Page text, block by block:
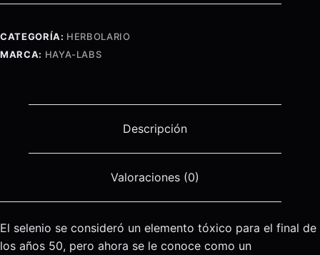
Free-
100
CATEGORÍA: HERBOLARIO
MARCA: HAYA-LABS
Descripción
Valoraciones (0)
El selenio se consideró un elemento tóxico para el final de
los años 50, pero ahora se le conoce como un